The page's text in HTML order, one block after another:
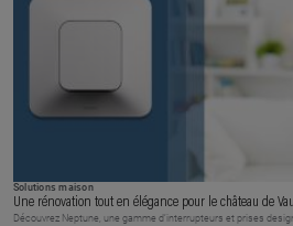
Solutions maison
Une rénovation tout en élégance pour le château de
Découvrez Neptune, une gamme d’interrupteurs et prises